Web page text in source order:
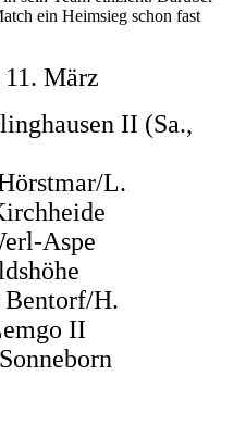
ein Heimsieg schon fast
März
II (Sa.,
L.
Aspe
Bentorf/H.
II